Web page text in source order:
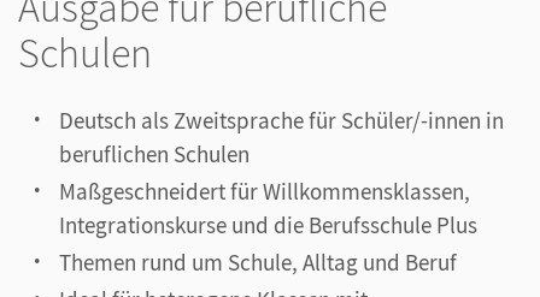
Schulen
Deutsch als Zweitsprache für Schüler/-innen in
beruflichen Schulen
Maßgeschneidert für Willkommensklassen,
Integrationskurse und die Berufsschule Plus
Themen rund um Schule, Alltag und Beruf